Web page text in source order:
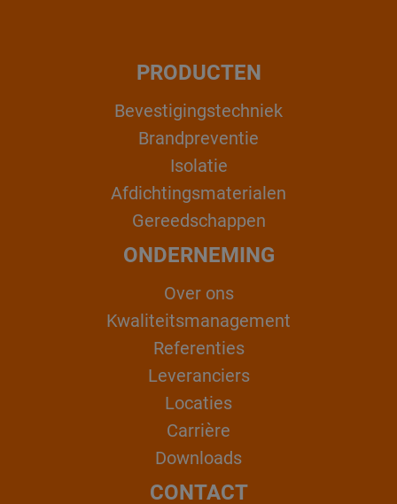
PRODUCTEN
Bevestigingstechniek
Brandpreventie
Isolatie
Afdichtingsmaterialen
Gereedschappen
ONDERNEMING
Over ons
Kwaliteitsmanagement
Referenties
Leveranciers
Locaties
Carrière
Downloads
CONTACT